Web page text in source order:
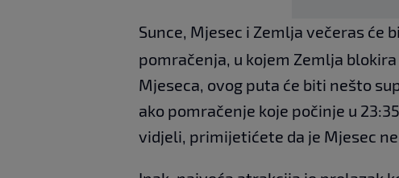
Sunce, Mjesec i Zemlja večeras će
pomračenja, u kojem Zemlja
Mjeseca, ovog puta će biti nešto
ako pomračenje koje počinje u
vidjeli, primijetićete da je Mjesec